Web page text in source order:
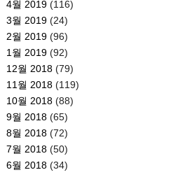
4월 2019(116)
3월 2019(24)
2월 2019(96)
1월 2019(92)
12월 2018(79)
11월 2018(119)
10월 2018(88)
9월 2018(65)
8월 2018(72)
7월 2018(50)
6월 2018(34)